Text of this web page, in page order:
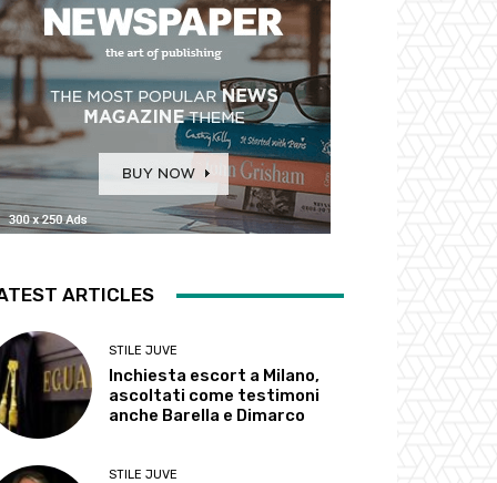
ARTICLES
STILE JUVE
Inchiesta escort a Milano,
ascoltati come testimoni
anche Barella e Dimarco
STILE JUVE